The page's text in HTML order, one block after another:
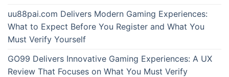
uu88pai.com Delivers Modern Gaming Experiences:
What to Expect Before You Register and What You
Must Verify Yourself
GO99 Delivers Innovative Gaming Experiences: A UX
Review That Focuses on What You Must Verify